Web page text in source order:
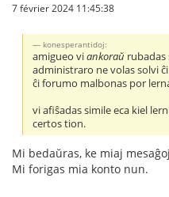
7 février 2024 11:45:38
konesperantidoj:
amigueo viankoraŭ rubadas
administraro ne volas solvi
ĉi forumo malbonas por
vi afiŝadas simile eca kiel
certos tion.
Mi bedaŭras, ke miaj
Mi forigas mia konto nun.